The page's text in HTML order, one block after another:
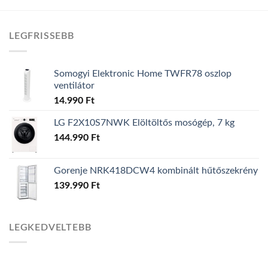
LEGFRISSEBB
Somogyi Elektronic Home TWFR78 oszlop
ventilátor
14.990 Ft
LG F2X10S7NWK Elöltöltős mosógép, 7 kg
144.990 Ft
Gorenje NRK418DCW4 kombinált hűtőszekrény
139.990 Ft
LEGKEDVELTEBB